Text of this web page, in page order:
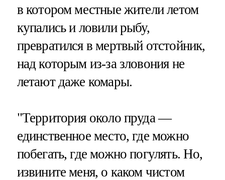
в котором местные жители летом
купались и ловили рыбу,
превратился в мертвый отстойник,
над которым из-за зловония не
летают даже комары.
"Территория около пруда —
единственное место, где можно
побегать, где можно погулять. Но,
извините меня, о каком чистом